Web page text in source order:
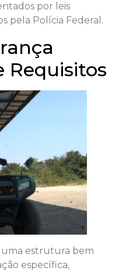
por leis
pela Polícia Federal.
Requisitos
uma estrutura bem
específica,